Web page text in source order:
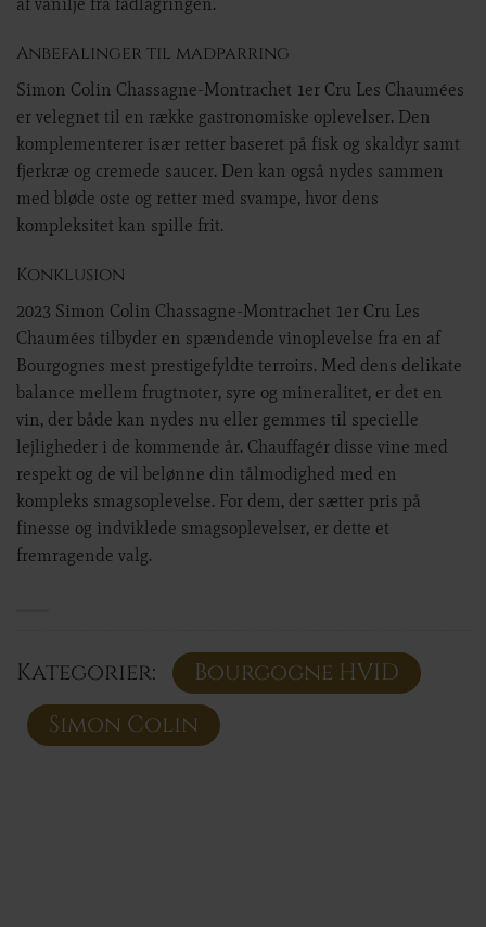
Anbefalinger til madparring
Simon Colin Chassagne-Montrachet 1er Cru Les Chaumées
er velegnet til en række gastronomiske oplevelser. Den
komplementerer især retter baseret på fisk og skaldyr samt
fjerkræ og cremede saucer. Den kan også nydes sammen
med bløde oste og retter med svampe, hvor dens
kompleksitet kan spille frit.
Konklusion
2023 Simon Colin Chassagne-Montrachet 1er Cru Les
Chaumées tilbyder en spændende vinoplevelse fra en af
Bourgognes mest prestigefyldte terroirs. Med dens delikate
balance mellem frugtnoter, syre og mineralitet, er det en
vin, der både kan nydes nu eller gemmes til specielle
lejligheder i de kommende år. Chauffagér disse vine med
respekt og de vil belønne din tålmodighed med en
kompleks smagsoplevelse. For dem, der sætter pris på
finesse og indviklede smagsoplevelser, er dette et
fremragende valg.
Kategorier:
Bourgogne HVID
Simon Colin